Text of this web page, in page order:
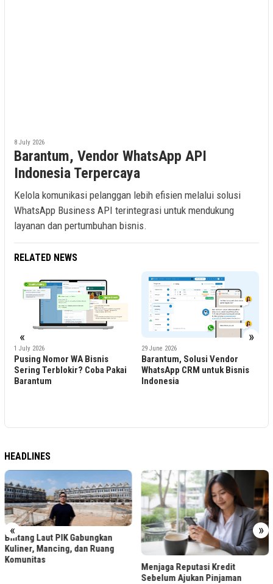
8 July 2026
Barantum, Vendor WhatsApp API
Indonesia Terpercaya
Kelola komunikasi pelanggan lebih efisien melalui solusi
WhatsApp Business API terintegrasi untuk mendukung
layanan dan pertumbuhan bisnis.
RELATED NEWS
« »
1 July 2026
Pusing Nomor WA Bisnis
Sering Terblokir? Coba Pakai
Barantum
29 June 2026
Barantum, Solusi Vendor
WhatsApp CRM untuk Bisnis
Indonesia
HEADLINES
« »
Bintang Laut PIK Gabungkan
Kuliner, Mancing, dan Ruang
Komunitas
Menjaga Reputasi Kredit
Sebelum Ajukan Pinjaman